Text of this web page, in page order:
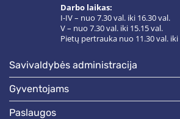
Darbo laikas:
I-IV – nuo 7.30 val. iki 16.30 val.
V – nuo 7.30 val. iki 15.15 val.
Pietų pertrauka nuo 11.30 val. iki
savivaldybės administracija
gyventojams
paslaugos